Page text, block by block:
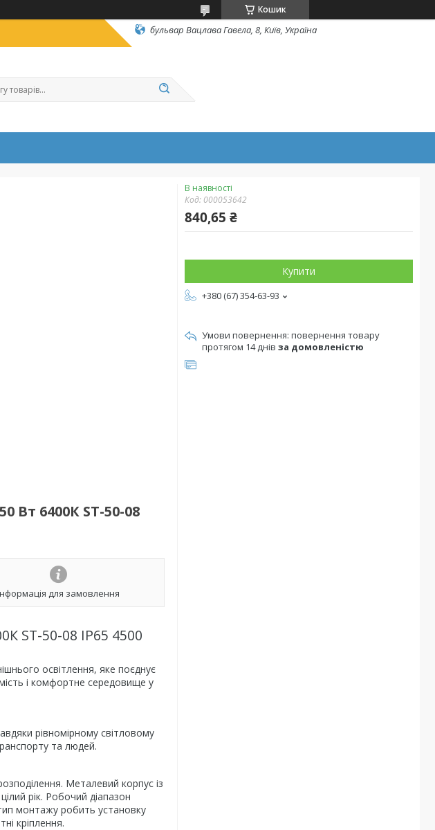
Кошик
бульвар Вацлава Гавела, 8, Київ, Україна
Вт 6400К ST-50-08
для замовлення
ST-50-08 IP65 4500
освітлення, яке поєднує
і комфортне середовище у
рівномірному світловому
та людей.
Металевий корпус із
рік. Робочий діапазон
монтажу робить установку
кріплення.
В наявності
Код: 000053642
840,65 ₴
Купити
+380 (67) 354-63-93
повернення товару
протягом 14 днів за домовленістю